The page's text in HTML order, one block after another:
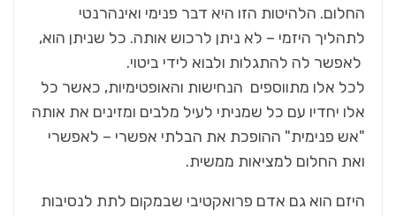
החלום. הלהיטות הזו היא דבר פנימי ואינהרנטי
לתהליך היזמי – לא ניתן לרכוש אותה. כל שניתן הוא,
לאפשר לה להתגלות ולבוא לידי ביטוי.
לכל אלו מתווספים הנחישות והאופטימיות, כאשר כל
אלו יחדיו עם כל שמניתי לעיל מלבים ומזינים את אותה
"אש פנימית" ההופכת את הבלתי אפשרי – לאפשרי
ואת החלום למציאות ממשית.
היזם הוא גם אדם פרואקטיבי שבמקום לתת לנסיבות